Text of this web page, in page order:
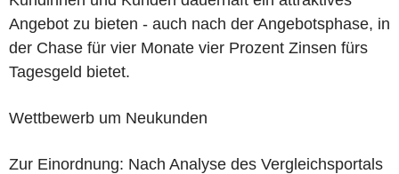
Angebot zu bieten - auch nach der Angebotsphase, in
der Chase für vier Monate vier Prozent Zinsen fürs
Tagesgeld bietet.
Wettbewerb um Neukunden
Zur Einordnung: Nach Analyse des Vergleichsportals